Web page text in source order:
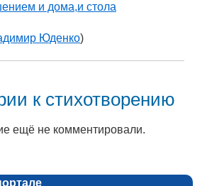
и дома,и стола
Юденко)
к стихотворению
ещё не комментировали.